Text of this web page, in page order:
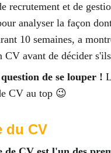
recrutement et de
analyser la façon
10 semaines, a
CV avant de décider
de se louper !
CV au top 😉
du CV